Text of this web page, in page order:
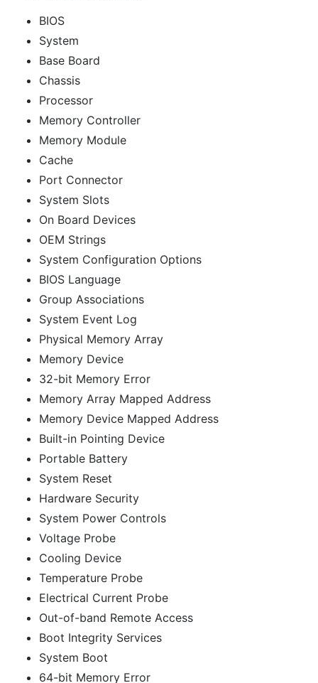
BIOS
System
Base Board
Chassis
Processor
Memory Controller
Memory Module
Cache
Port Connector
System Slots
On Board Devices
OEM Strings
System Configuration Options
BIOS Language
Group Associations
System Event Log
Physical Memory Array
Memory Device
32-bit Memory Error
Memory Array Mapped Address
Memory Device Mapped Address
Built-in Pointing Device
Portable Battery
System Reset
Hardware Security
System Power Controls
Voltage Probe
Cooling Device
Temperature Probe
Electrical Current Probe
Out-of-band Remote Access
Boot Integrity Services
System Boot
64-bit Memory Error